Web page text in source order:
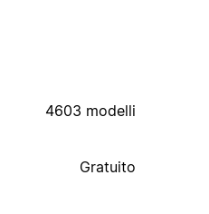
4603 modelli
Gratuito